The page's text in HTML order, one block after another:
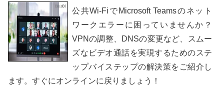
公共Wi-FiでMicrosoft Teamsのネット
ワークエラーに困っていませんか？
VPNの調整、DNSの変更など、スムー
ズなビデオ通話を実現するためのステ
ップバイステップの解決策をご紹介し
ます。すぐにオンラインに戻りましょう！